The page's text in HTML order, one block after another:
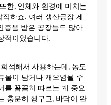
한, 인체와 환경에 미치는
하죠. 여러 생산공장 제
증을 받은 공장들도 많아
적이었습니다.
석해서 사용하는데, 농도
물이 남거나 재오염될 수
를 꼼꼼히 따르는 게 중요
충분히 헹구고, 바닥이 완